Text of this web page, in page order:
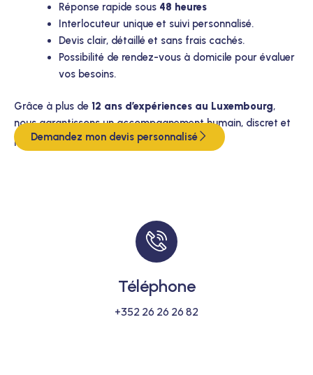
Réponse rapide sous 48 heures
Interlocuteur unique et suivi personnalisé.
Devis clair, détaillé et sans frais cachés.
Possibilité de rendez-vous à domicile pour évaluer
vos besoins.
Grâce à plus de 12 ans d’expériences au Luxembourg,
nous garantissons un accompagnement humain, discret et
professionnel à chaque étape.
Demandez mon devis personnalisé
Téléphone
+352 26 26 26 82